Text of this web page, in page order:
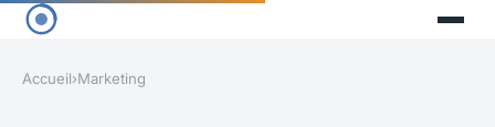
Accueil›Marketing